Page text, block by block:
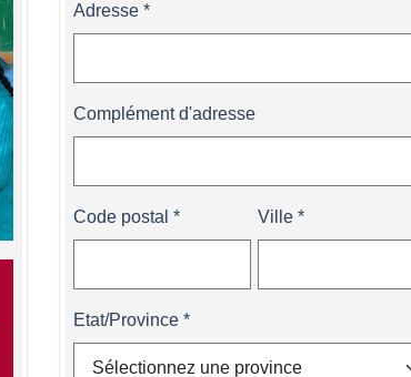
Adresse
Complément d'adresse
Code postal Ville
Etat/Province